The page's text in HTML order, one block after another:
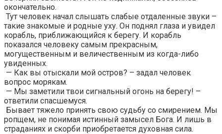
окончательно.
Тут человек начал слышать слабые отдаленные звуки –
такие знакомые и родные уху. Он поднял глаза и увидел
корабль, приближающийся к берегу. И корабль
показался человеку самым прекрасным,
могущественным и величественным из когда-либо
увиденных.
— Как вы отыскали мой остров? – задал человек
вопрос морякам.
— Мы заметили твои сигнальный огонь на берегу! –
ответили спасшемуся.
Бывает тяжело принять свою судьбу со смирением. Мы
ропщем, не понимая истинный замысел Бога. И лишь в
страданиях и скорби приобретается духовная сила.